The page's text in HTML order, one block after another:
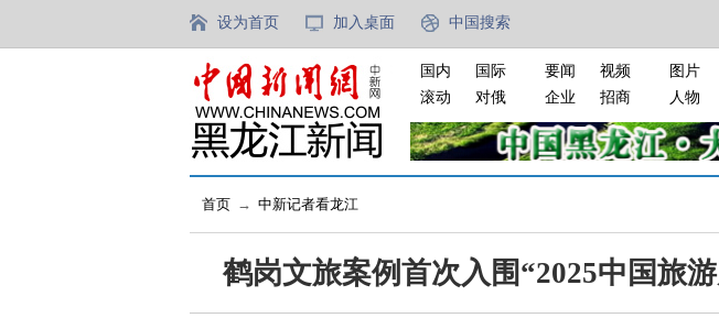
设为首页 加入桌面 中国搜索
国内
国际
滚动
对俄
要闻
视频
企业
招商
图片
人物
首页 → 中新记者看龙江
鹤岗文旅案例首次入围“2025中国旅